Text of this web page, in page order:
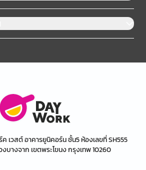
ค เวสต์ อาคารยูนิคอร์น ชั้น5 ห้องเลขที่ SH555
บางจาก เขตพระโขนง กรุงเทพ 10260